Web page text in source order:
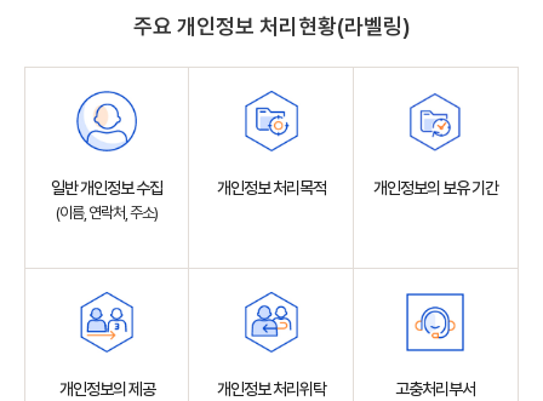
주요 개인정보 처리현황(라벨링)
일반 개인정보 수집
(이름, 연락처, 주소)
개인정보 처리목적 개인정보의 보유 기간
개인정보의 제공 개인정보 처리위탁 고충처리부서